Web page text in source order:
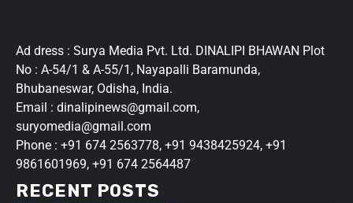
Ad dress : Surya Media Pvt. Ltd. DINALIPI BHAWAN Plot
No : A-54/1 & A-55/1, Nayapalli Baramunda,
Bhubaneswar, Odisha, India.
Email : dinalipinews@gmail.com,
suryomedia@gmail.com
Phone : +91 674 2563778, +91 9438425924, +91
9861601969, +91 674 2564487
RECENT POSTS